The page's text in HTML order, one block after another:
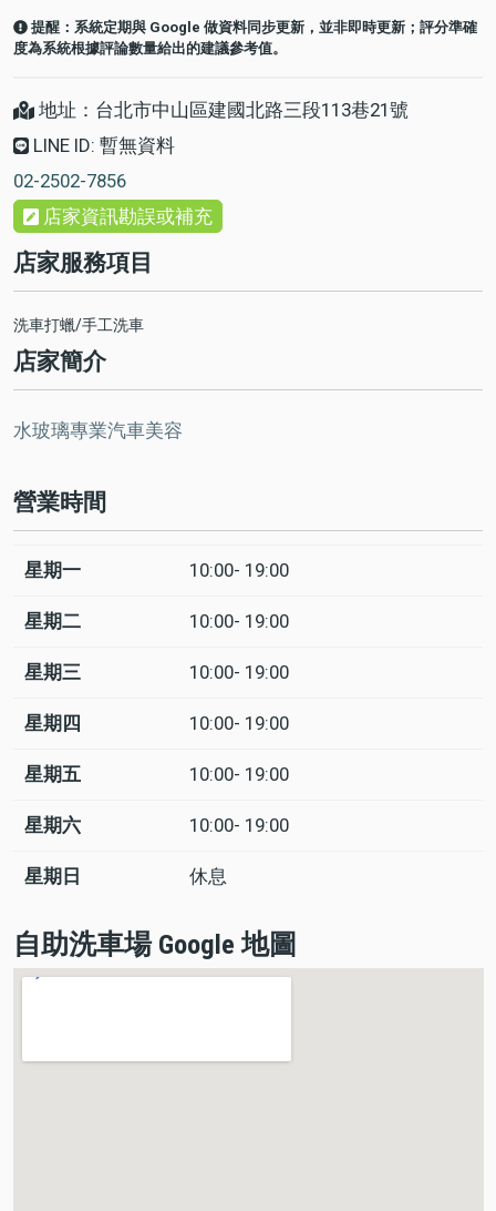
提醒：系統定期與 Google 做資料同步更新，並非即時更新；評分準確
度為系統根據評論數量給出的建議參考值。
地址：台北市中山區建國北路三段113巷21號
LINE ID: 暫無資料
02-2502-7856
店家資訊勘誤或補充
店家服務項目
洗車打蠟/手工洗車
店家簡介
水玻璃專業汽車美容
營業時間
日
Time
回
星期一 10:00- 19:00
星期二 10:00- 19:00
星期三 10:00- 19:00
星期四 10:00- 19:00
星期五 10:00- 19:00
星期六 10:00- 19:00
星期日 休息
自助洗車場 Google 地圖